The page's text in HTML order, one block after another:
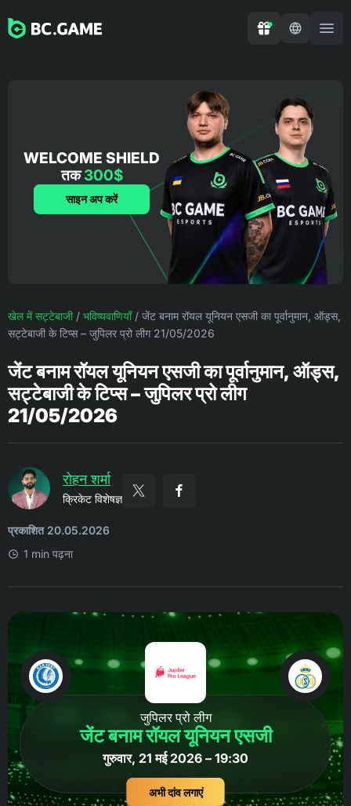
WELCOME SHIELD
तक300$
साइन अप करें
खेल में सट्टेबाजी/ भविष्यवाणियाँ/ जेंट बनाम रॉयल यूनियन एसजी का पूर्वानुमान, ऑड्स,
सट्टेबाजी के टिप्स – जुपिलर प्रो लीग 21/05/2026
जेंट बनाम रॉयल यूनियन एसजी का पूर्वानुमान, ऑड्स,
सट्टेबाजी के टिप्स – जुपिलर प्रो लीग
21/05/2026
रोहन शर्मा
क्रिकेट विशेषज्ञ
प्रकाशित 20.05.2026
1 min पढ़ना
जुपिलर प्रो लीग
जेंट बनाम रॉयल यूनियन एसजी
गुरुवार, 21 मई 2026 – 19:30
अभी दांव लगाएं